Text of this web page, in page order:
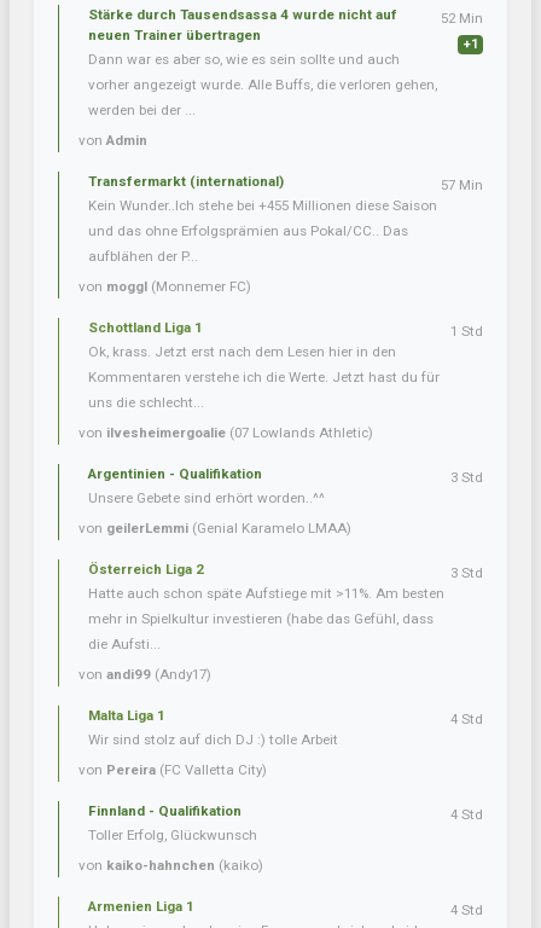
Stärke durch Tausendsassa 4 wurde nicht auf
neuen Trainer übertragen
Dann war es aber so, wie es sein sollte und auch
vorher angezeigt wurde. Alle Buffs, die verloren gehen,
werden bei der ...
vonAdmin
52 Min
+1
Transfermarkt (international)
Kein Wunder..Ich stehe bei +455 Millionen diese Saison
und das ohne Erfolgsprämien aus Pokal/CC.. Das
aufblähen der P...
von moggl (Monnemer FC)
57 Min
Schottland Liga 1
Ok, krass. Jetzt erst nach dem Lesen hier in den
Kommentaren verstehe ich die Werte. Jetzt hast du für
uns die schlecht...
von ilvesheimergoalie (07 Lowlands Athletic)
1 Std
Argentinien - Qualifikation
Unsere Gebete sind erhört worden..^^
von geilerLemmi (Genial Karamelo LMAA)
3 Std
Österreich Liga 2
Hatte auch schon späte Aufstiege mit >11%. Am besten
mehr in Spielkultur investieren (habe das Gefühl, dass
die Aufsti...
von andi99 (Andy17)
3 Std
Malta Liga 1
Wir sind stolz auf dich DJ :) tolle Arbeit
von Pereira (FC Valletta City)
4 Std
Finnland - Qualifikation
Toller Erfolg, Glückwunsch
von kaiko-hahnchen (kaiko)
4 Std
Armenien Liga 1
4 Std